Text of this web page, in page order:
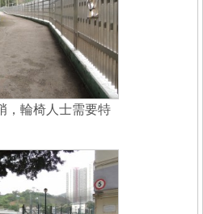
，輪椅人士需要特